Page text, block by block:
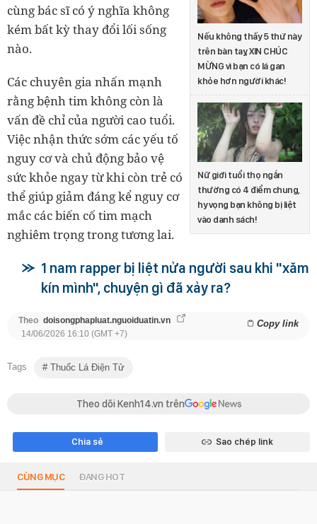
Nếu không thấy 5 thứ này
trên bàn tay, XIN CHÚC
MỪNG vì bạn có lá gan
khỏe hơn người khác!
Nữ giới tuổi thọ ngắn
thường có 4 điểm chung,
hy vọng bạn không bị liệt
vào danh sách!
cùng bác sĩ có ý nghĩa không
kém bất kỳ thay đổi lối sống
nào.
Các chuyên gia nhấn mạnh
rằng bệnh tim không còn là
vấn đề chỉ của người cao tuổi.
Việc nhận thức sớm các yếu tố
nguy cơ và chủ động bảo vệ
sức khỏe ngay từ khi còn trẻ có
thể giúp giảm đáng kể nguy cơ
mắc các biến cố tim mạch
nghiêm trọng trong tương lai.
1 nam rapper bị liệt nửa người sau khi "xăm
kín mình", chuyện gì đã xảy ra?
Theo doisongphapluat.nguoiduatin.vn Copy link
14/06/2026 16:10 (GMT +7)
Tags Thuốc Lá Điện Tử
Theo dõi Kenh14.vn trên
Chia sẻ Sao chép link
CÙNG MỤC ĐANG HOT